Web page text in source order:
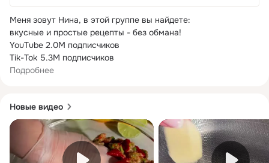
Новые видео
Меня зовут Нина, в этой группе вы найдете:
вкусные и простые рецепты - без обмана!
YouTube 2.0M подписчиков
Подробнее